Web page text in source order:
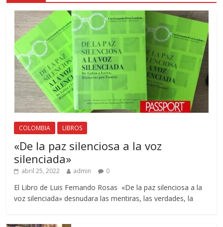
COLOMBIA LIBROS
«De la paz silenciosa a la voz
silenciada»
abril 25, 2022 admin 0
El Libro de Luis Fernando Rosas «De la paz silenciosa a la
voz silenciada» desnudara las mentiras, las verdades, la